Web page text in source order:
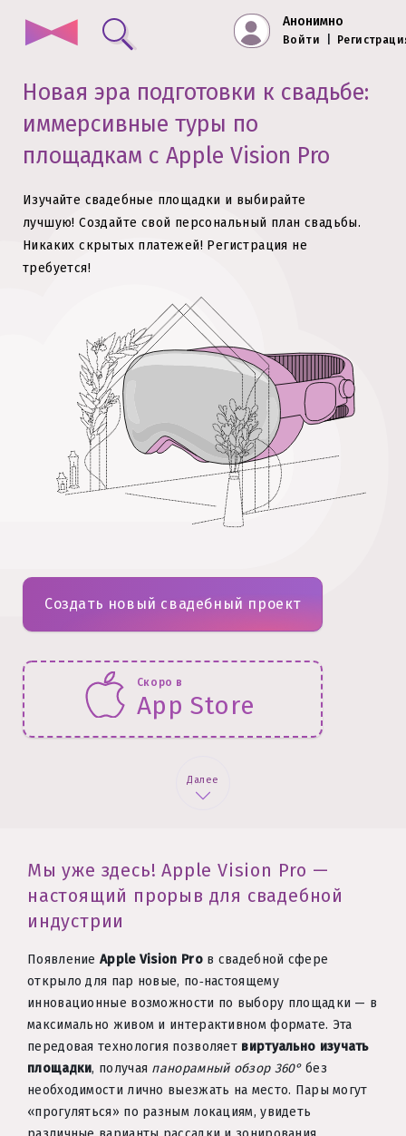
Анонимно
Войти
Новая эра подготовки к свадьбе:
иммерсивные туры по
площадкам с Apple Vision Pro
Изучайте свадебные площадки и выбирайте
лучшую! Создайте свой персональный план свадьбы.
Никаких скрытых платежей! Регистрация не
требуется!
Создать новый свадебный проект
Скоро в
App Store
Далее
Мы уже здесь! Apple Vision Pro —
настоящий прорыв для свадебной
индустрии
Появление Apple Vision Proв свадебной сфере
открыло для пар новые, по‑настоящему
инновационные возможности по выбору площадки — в
максимально живом и интерактивном формате. Эта
передовая технология позволяет виртуально изучать
площадки, получая панорамный обзор 360°без
необходимости лично выезжать на место. Пары могут
«прогуляться» по разным локациям, увидеть